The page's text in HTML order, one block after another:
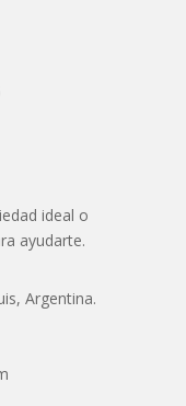
ideal o
ayudarte.
Argentina.